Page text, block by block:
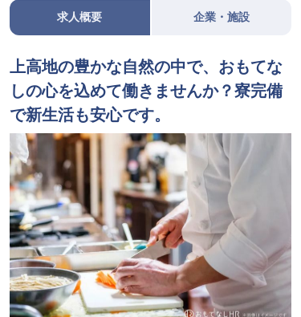
求人概要 企業・施設
上高地の豊かな自然の中で、おもてな
しの心を込めて働きませんか？寮完備
で新生活も安心です。